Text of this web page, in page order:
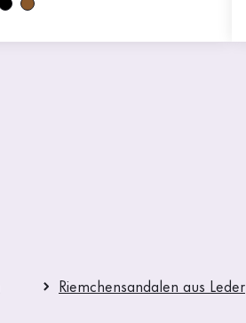
Riemchensandalen aus Leder